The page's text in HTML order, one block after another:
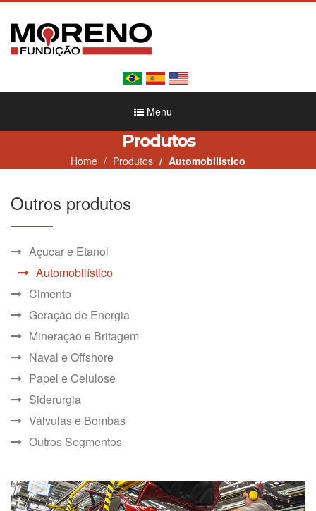
Menu
Produtos
Home Produtos Automobilístico
Outros produtos
Açucar e Etanol
Automobilístico
Cimento
Geração de Energia
Mineração e Britagem
Naval e Offshore
Papel e Celulose
Siderurgia
Válvulas e Bombas
Outros Segmentos